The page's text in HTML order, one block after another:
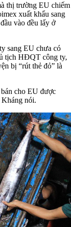
thị trường EU chiếm
xuất khẩu sang
vào đều lấy ở
sang EU chưa có
tịch HĐQT công ty,
bị “rút thẻ đỏ” là
cho EU được
Kháng nói.